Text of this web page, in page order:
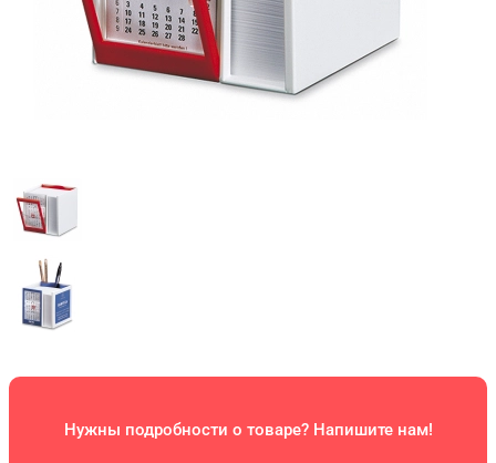
Нужны подробности о товаре? Напишите нам!